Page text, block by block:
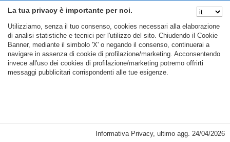
La tua privacy è importante per noi.
Utilizziamo, senza il tuo consenso, cookies necessari alla elaborazione
di analisi statistiche e tecnici per l'utilizzo del sito. Chiudendo il Cookie
Banner, mediante il simbolo 'X' o negando il consenso, continuerai a
navigare in assenza di cookie di profilazione/marketing. Acconsentendo
invece all'uso dei cookies di profilazione/marketing potremo offrirti
messaggi pubblicitari corrispondenti alle tue esigenze.
Cookie Necessari, Tecnici di Sessione
Nascondi Opzioni
Informativa Privacy, ultimo agg. 24/04/2026